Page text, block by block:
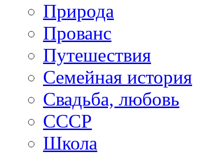
Природа
Прованс
Путешествия
Семейная история
Свадьба, любовь
СССР
Школа